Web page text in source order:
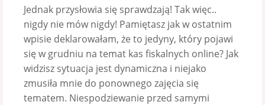
Jednak przysłowia się sprawdzają! Tak więc..
nigdy nie mów nigdy! Pamiętasz jak w ostatnim
wpisie deklarowałam, że to jedyny, który pojawi
się w grudniu na temat kas fiskalnych online? Jak
widzisz sytuacja jest dynamiczna i niejako
zmusiła mnie do ponownego zajęcia się
tematem. Niespodziewanie przed samymi